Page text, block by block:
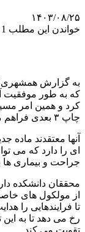
۱۴۰۳/۰۸/۲۵
خواندن این مطلب 1 دقیقه زمان میبرد
به گزارش همشهری
که به طور موفقیت
کرد و همین امر
چاپ ۳ بعدی فراهم می کند.
آنها معتقدند ماده
ای را دارد که می
جراحت و بیماری ها
محققان دانشکده
از مولکول های
تا فرایندهایی را
رخ می دهد تا به این
تقویت می کند.